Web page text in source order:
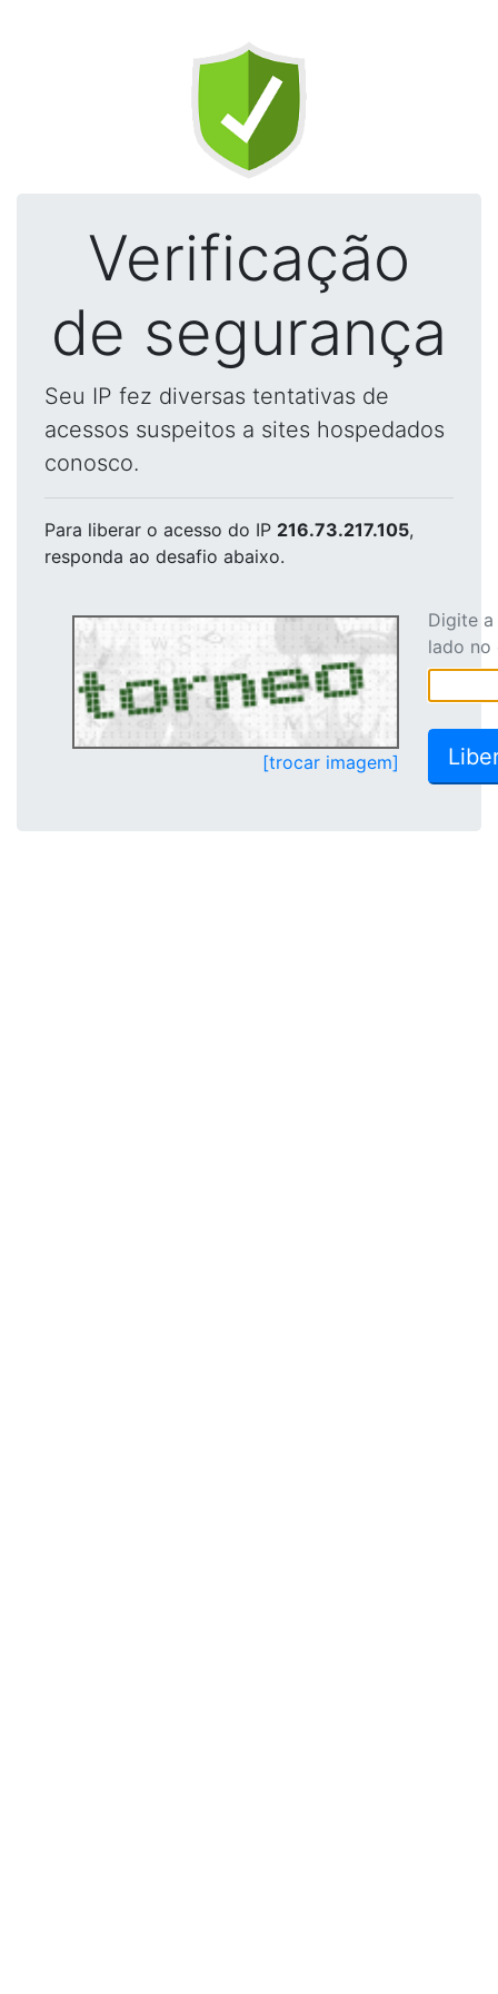
Verificação
de segurança
Seu IP fez diversas tentativas de
acessos suspeitos a sites hospedados
conosco.
Para liberar o acesso do IP 216.73.217.105,
responda ao desafio abaixo.
[trocar imagem]
Digite
lado no